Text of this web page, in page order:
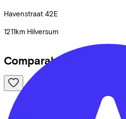
Havenstraat 42E
1211km Hilversum
Comparable bikes